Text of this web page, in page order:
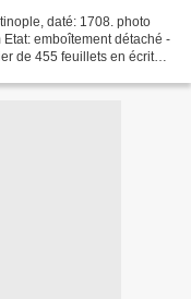
daté: 1708. photo
emboîtement détaché -
de 455 feuillets en écriture